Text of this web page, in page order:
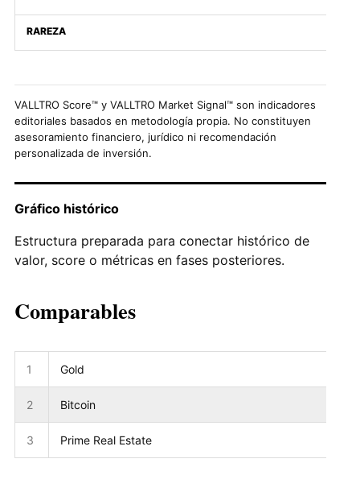
RAREZA
VALLTRO Score™ y VALLTRO Market Signal™ son indicadores
editoriales basados en metodología propia. No constituyen
asesoramiento financiero, jurídico ni recomendación
personalizada de inversión.
Gráfico histórico
Estructura preparada para conectar histórico de
valor, score o métricas en fases posteriores.
Comparables
1 Gold
2 Bitcoin
3 Prime Real Estate